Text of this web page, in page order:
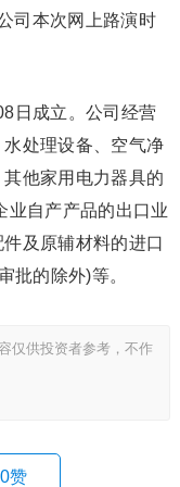
司本次网上路演时
日成立。公司经营
处理设备、空气净
他家用电力器具的
业自产产品的出口业
及原辅材料的进口
批的除外)等。
仅供投资者参考，不作
赞